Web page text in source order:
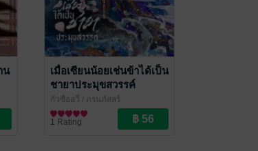
น
เมื่อเซียนน้อยเช่นข้าได้เป็น
ชายาประมุขสวรรค์
กัวซืออวี่ / ภรนภัสสร์
นิยายรักจีนโบราณ
1 Rating